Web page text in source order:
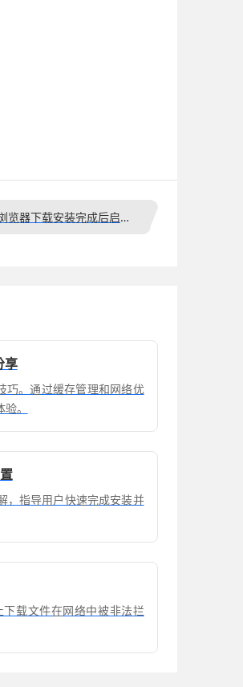
Chrome浏览器下载安装完成后启动速度优化技巧
享
巧。通过缓存管理和网络优
。
，指导用户快速完成安装并
载文件在网络中被非法拦